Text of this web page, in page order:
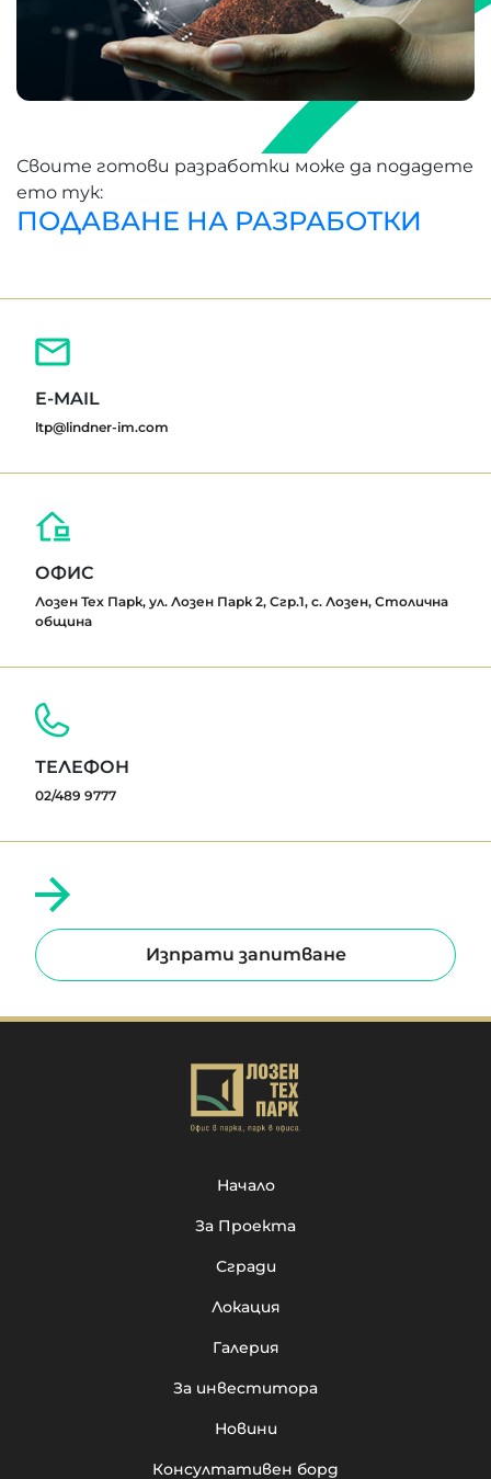
Своите готови разработки може да подадете
ето тук:
ПОДАВАНЕ НА РАЗРАБОТКИ
E-MAIL
ltp@lindner-im.com
ОФИС
Лозен Тех Парк, ул. Лозен Парк 2, Сгр.1, с. Лозен, Столична
община
ТЕЛЕФОН
02/489 9777
Изпрати запитване
Начало
За Проекта
Сгради
Локация
Галерия
За инвеститора
Новини
Консултативен борд